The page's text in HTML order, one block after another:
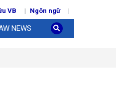
VB Ngôn ngữ
NEWS